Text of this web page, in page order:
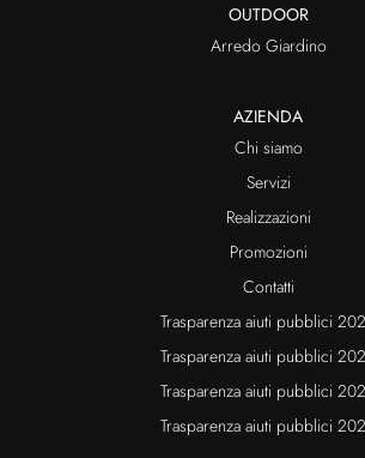
OUTDOOR
Arredo Giardino
AZIENDA
Chi siamo
Servizi
Realizzazioni
Promozioni
Contatti
Trasparenza aiuti pubblici
Trasparenza aiuti pubblici
Trasparenza aiuti pubblici
Trasparenza aiuti pubblici